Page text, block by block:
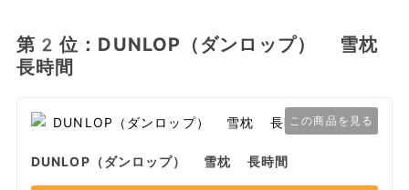
第2位：DUNLOP（ダンロップ） 雪枕
長時間
この商品を見る
DUNLOP（ダンロップ） 雪枕 長時間